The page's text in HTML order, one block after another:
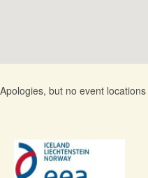
Apologies, but no event